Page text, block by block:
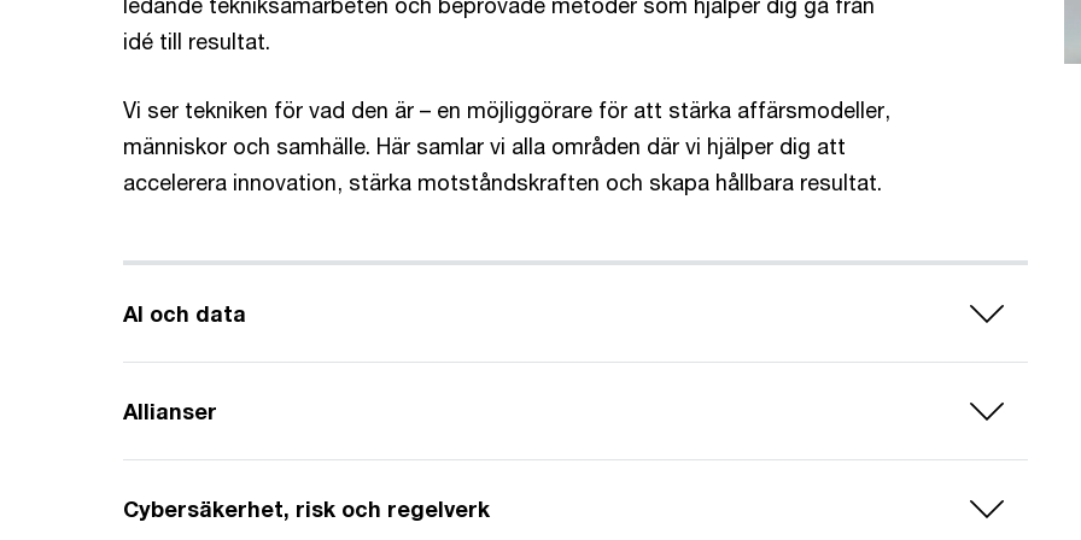
idé till resultat.
Vi ser tekniken för vad den är – en möjliggörare för att stärka affärsmodeller,
människor och samhälle. Här samlar vi alla områden där vi hjälper dig att
accelerera innovation, stärka motståndskraften och skapa hållbara resultat.
AI och data
Allianser
Cybersäkerhet, risk och regelverk